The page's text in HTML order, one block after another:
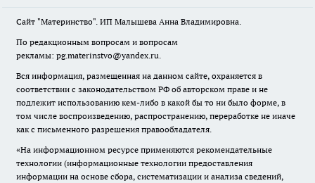
Сайт "Материнство". ИП Малышева Анна Владимировна.
По редакционным вопросам и вопросам
рекламы: pg.materinstvo@yandex.ru.
Вся информация, размещенная на данном сайте, охраняется в
соответствии с законодательством РФ об авторском праве и не
подлежит использованию кем-либо в какой бы то ни было форме, в
том числе воспроизведению, распространению, переработке не иначе
как с письменного разрешения правообладателя.
«На информационном ресурсе применяются рекомендательные
технологии (информационные технологии предоставления
информации на основе сбора, систематизации и анализа сведений,